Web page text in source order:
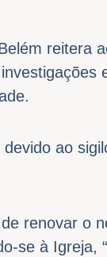
reitera
ao
renovar o
se à Igreja,